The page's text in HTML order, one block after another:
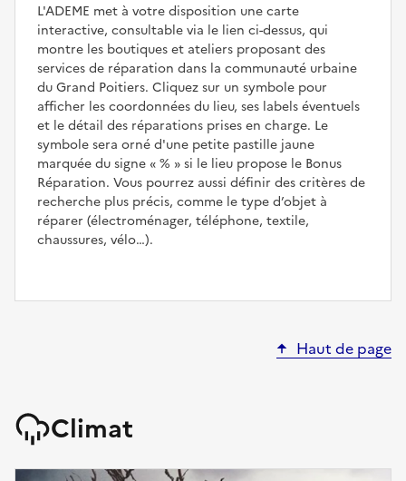
L'ADEME met à votre disposition une carte
interactive, consultable via le lien ci-dessus, qui
montre les boutiques et ateliers proposant des
services de réparation dans la communauté urbaine
du Grand Poitiers. Cliquez sur un symbole pour
afficher les coordonnées du lieu, ses labels éventuels
et le détail des réparations prises en charge. Le
symbole sera orné d'une petite pastille jaune
marquée du signe
%
si le lieu propose le Bonus
Réparation. Vous pourrez aussi définir des critères de
recherche plus précis, comme le type d’objet à
réparer (électroménager, téléphone, textile,
chaussures, vélo…).
Haut de page
Climat